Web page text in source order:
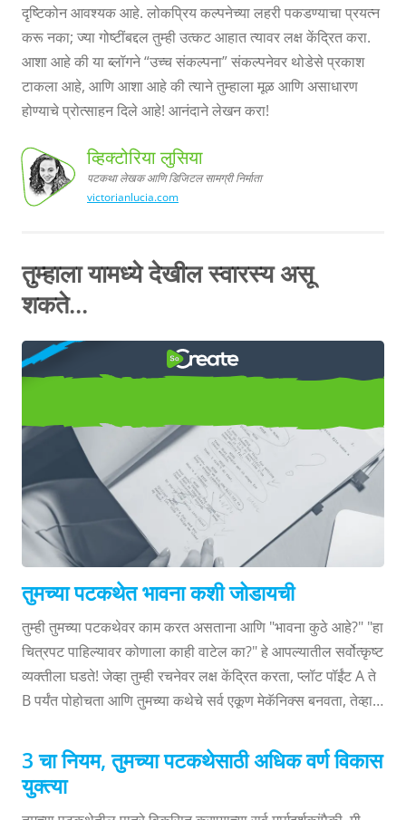
दृष्टिकोन आवश्यक आहे. लोकप्रिय कल्पनेच्या लहरी पकडण्याचा प्रयत्न
करू नका; ज्या गोष्टींबद्दल तुम्ही उत्कट आहात त्यावर लक्ष केंद्रित करा.
आशा आहे की या ब्लॉगने “उच्च संकल्पना” संकल्पनेवर थोडेसे प्रकाश
टाकला आहे, आणि आशा आहे की त्याने तुम्हाला मूळ आणि असाधारण
होण्याचे प्रोत्साहन दिले आहे! आनंदाने लेखन करा!
व्हिक्टोरिया
लुसिया,
पटकथा
लेखक आणि डिजिटल
सामग्री
निर्माता
व्हिक्टोरिया लुसिया
पटकथा लेखक आणि डिजिटल सामग्री निर्माता
victorianlucia.com
तुम्हाला यामध्ये देखील स्वारस्य असू
शकते...
कसे
तुमच्या पटकथेत भावना कशी जोडायची
तुम्ही तुमच्या पटकथेवर काम करत असताना आणि "भावना कुठे आहे?" "हा
चित्रपट पाहिल्यावर कोणाला काही वाटेल का?" हे आपल्यातील सर्वोत्कृष्ट
व्यक्तीला घडते! जेव्हा तुम्ही रचनेवर लक्ष केंद्रित करता, प्लॉट पॉईंट A ते
B पर्यंत पोहोचता आणि तुमच्या कथेचे सर्व एकूण मेकॅनिक्स बनवता, तेव्हा
आज मी काही तंत्रे समजावून सांगणार आहे जेणेकरुन तुम्ही तुमच्या
पटकथेत भावना कशी जोडावी हे शिकू शकाल! तुम्ही तुमच्या स्क्रिप्टमध्ये
संघर्ष, कृती, संवाद आणि जुजबीपणा याद्वारे भावना ओतू शकता आणि मी
3 चा नियम, तुमच्या पटकथेसाठी अधिक वर्ण विकास
युक्त्या